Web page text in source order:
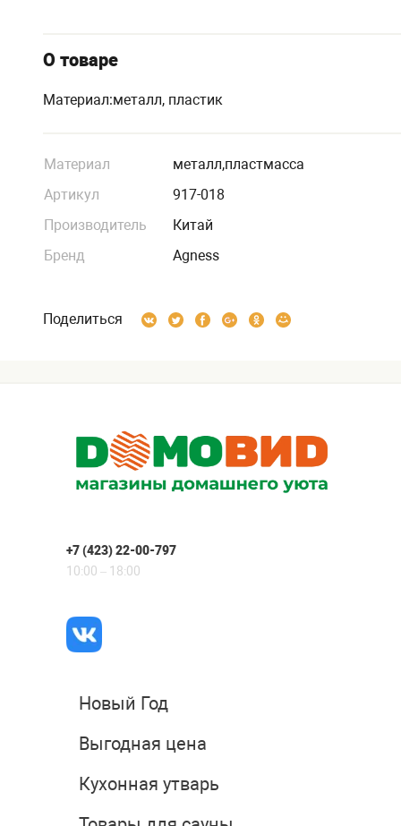
О товаре
Материал:металл, пластик
Материал
металл,пластмасса
Артикул
917-018
Производитель
Китай
Бренд
Agness
Поделиться
+7 (423) 22-00-797
10:00 – 18:00
Новый Год
Выгодная цена
Кухонная утварь